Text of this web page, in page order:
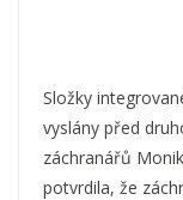
Složky
vyslány před
záchranářů
potvrdila, že